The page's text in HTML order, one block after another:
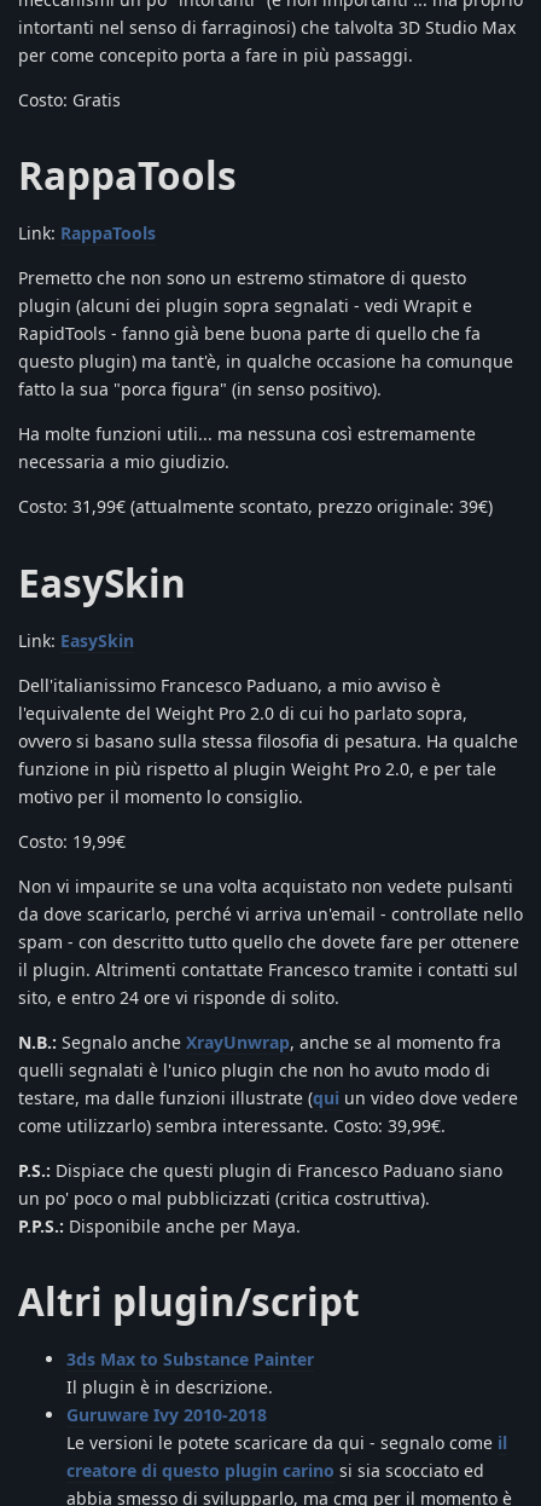
intortanti nel senso di farraginosi) che talvolta 3D Studio Max
per come concepito porta a fare in più passaggi.
Costo: Gratis
RappaTools
Link: RappaTools
Premetto che non sono un estremo stimatore di questo
plugin (alcuni dei plugin sopra segnalati - vedi Wrapit e
RapidTools - fanno già bene buona parte di quello che fa
questo plugin) ma tant'è, in qualche occasione ha comunque
fatto la sua "porca figura" (in senso positivo).
Ha molte funzioni utili... ma nessuna così estremamente
necessaria a mio giudizio.
Costo: 31,99€ (attualmente scontato, prezzo originale: 39€)
EasySkin
Link: EasySkin
Dell'italianissimo Francesco Paduano, a mio avviso è
l'equivalente del Weight Pro 2.0 di cui ho parlato sopra,
ovvero si basano sulla stessa filosofia di pesatura. Ha qualche
funzione in più rispetto al plugin Weight Pro 2.0, e per tale
motivo per il momento lo consiglio.
Costo: 19,99€
Non vi impaurite se una volta acquistato non vedete pulsanti
da dove scaricarlo, perché vi arriva un'email - controllate nello
spam - con descritto tutto quello che dovete fare per ottenere
il plugin. Altrimenti contattate Francesco tramite i contatti sul
sito, e entro 24 ore vi risponde di solito.
N.B.: Segnalo anche XrayUnwrap, anche se al momento fra
quelli segnalati è l'unico plugin che non ho avuto modo di
testare, ma dalle funzioni illustrate (qui un video dove vedere
come utilizzarlo) sembra interessante. Costo: 39,99€.
P.S.: Dispiace che questi plugin di Francesco Paduano siano
un po' poco o mal pubblicizzati (critica costruttiva).
P.P.S.: Disponibile anche per Maya.
Altri plugin/script
3ds Max to Substance Painter
Il plugin è in descrizione.
Guruware Ivy 2010-2018
Le versioni le potete scaricare da qui - segnalo come il
creatore di questo plugin carino si sia scocciato ed
abbia smesso di svilupparlo, ma cmq per il momento è